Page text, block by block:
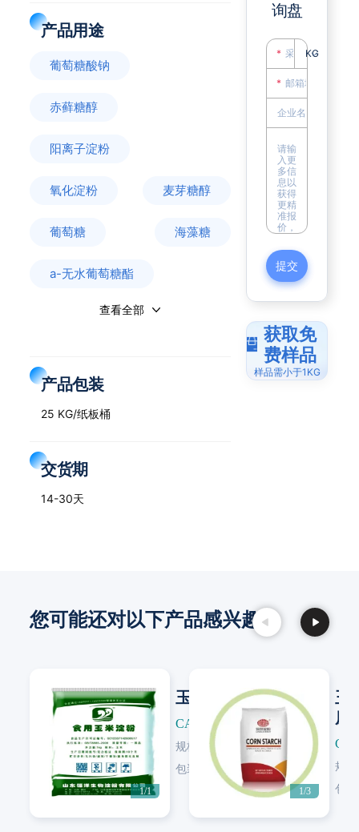
产品用途
葡萄糖酸钠
赤藓糖醇
阳离子淀粉
氧化淀粉 麦芽糖醇
葡萄糖 海藻糖
a-无水葡萄糖酯
查看全部
产品包装
25 KG/纸板桶
交货期
14-30天
询盘
KG
提交
获取免
费样品
样品需小于1KG
您可能还对以下产品感兴趣：
1/1
玉米淀粉
CAS: 9005-25-8
规格:
GB/T8885
包装:
25 KG/塑编袋
Next
1/3
玉
质
规
包